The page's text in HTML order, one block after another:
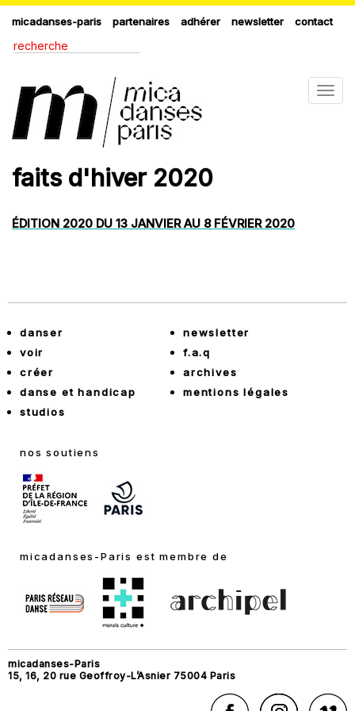
micadanses-paris partenaires adhérer newsletter contact
faits d'hiver 2020
ÉDITION 2020 DU 13 JANVIER AU 8 FÉVRIER 2020
danser
voir
créer
danse et handicap
studios
newsletter
f.a.q
archives
mentions légales
nos soutiens
micadanses-Paris est membre de
micadanses-Paris
15, 16, 20 rue Geoffroy-L’Asnier 75004 Paris